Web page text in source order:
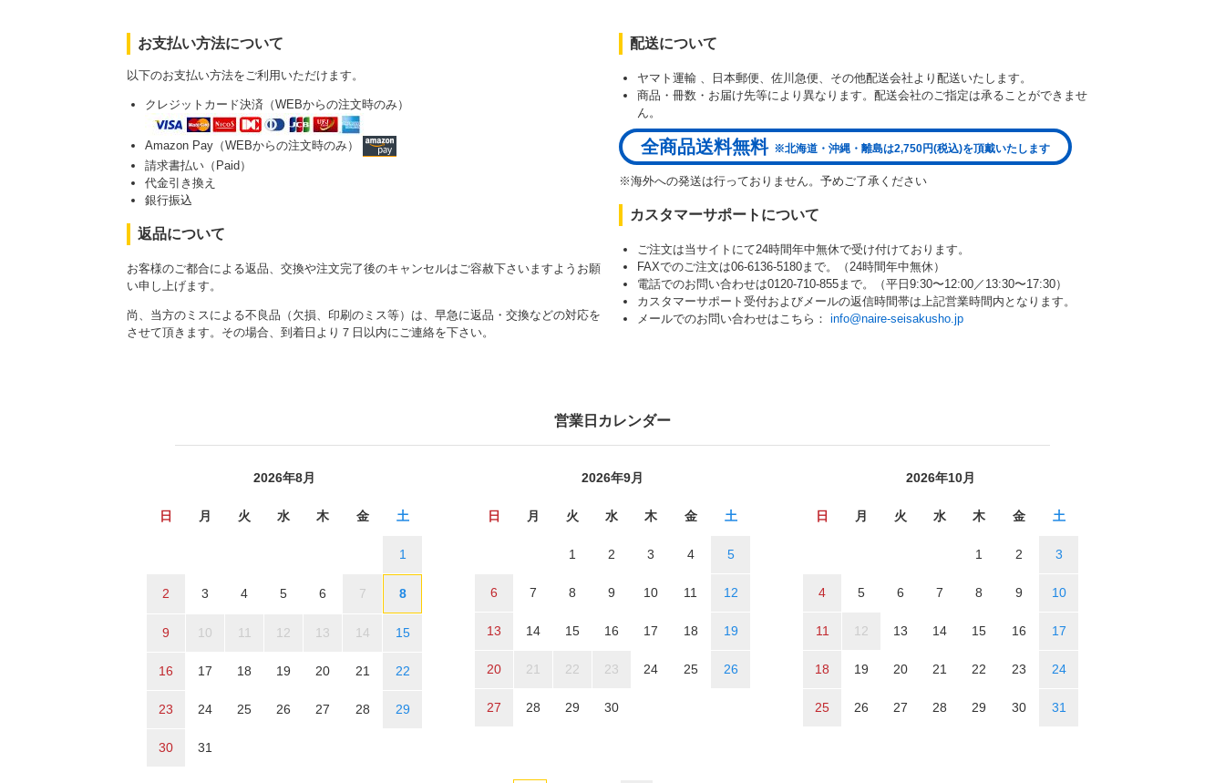
お支払い方法について
以下のお支払い方法をご利用いただけます。
クレジットカード決済（WEBからの注文時のみ）
Amazon Pay（WEBからの注文時のみ）
請求書払い（Paid）
代金引き換え
銀行振込
返品について
お客様のご都合による返品、交換や注文完了後のキャンセルはご容赦下さいますようお願
い申し上げます。
尚、当方のミスによる不良品（欠損、印刷のミス等）は、早急に返品・交換などの対応を
させて頂きます。その場合、到着日より７日以内にご連絡を下さい。
配送について
ヤマト運輸 、日本郵便、佐川急便、その他配送会社より配送いたします。
商品・冊数・お届け先等により異なります。配送会社のご指定は承ることができませ
ん。
全商品送料無料 ※北海道・沖縄・離島は2,750円(税込)を頂戴いたします
※海外への発送は行っておりません。予めご了承ください
カスタマーサポートについて
ご注文は当サイトにて24時間年中無休で受け付けております。
FAXでのご注文は06-6136-5180まで。（24時間年中無休）
電話でのお問い合わせは0120-710-855まで。（平日9:30〜12:00／13:30〜17:30）
カスタマーサポート受付およびメールの返信時間帯は上記営業時間内となります。
メールでのお問い合わせはこちら： info@naire-seisakusho.jp
営業日カレンダー
2026年8月
日 月 火 水 木 金 土
1
2 3 4 5 6 7 8
9 10 11 12 13 14 15
16 17 18 19 20 21 22
23 24 25 26 27 28 29
30 31
2026年9月
日 月 火 水 木 金 土
1 2 3 4 5
6 7 8 9 10 11 12
13 14 15 16 17 18 19
20 21 22 23 24 25 26
27 28 29 30
2026年10月
日 月 火 水 木 金 土
1 2 3
4 5 6 7 8 9 10
11 12 13 14 15 16 17
18 19 20 21 22 23 24
25 26 27 28 29 30 31